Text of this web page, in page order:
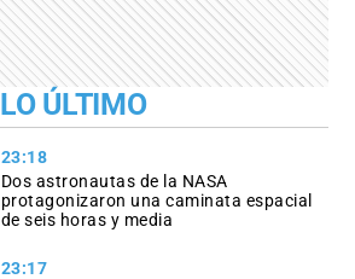
LO ÚLTIMO
23:18
Dos astronautas de la NASA
protagonizaron una caminata espacial
de seis horas y media
23:17